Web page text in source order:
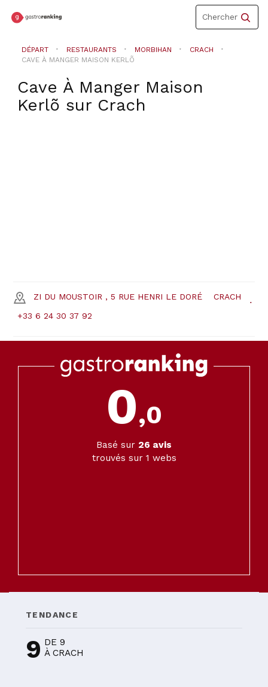
Toggle
navigation
Chercher
DÉPART RESTAURANTS MORBIHAN
CRACH
CAVE À MANGER MAISON KERLÕ
Cave À Manger Maison
Kerlõ sur Crach
ZI DU MOUSTOIR , 5 RUE HENRI LE DORÉ CRACH
+33 6 24 30 37 92
0,0
Basé sur 26 avis
trouvés sur 1 webs
TENDANCE
9 DE 9
À CRACH